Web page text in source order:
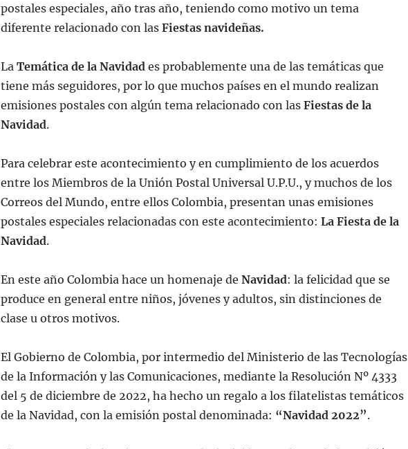
postales especiales, año tras año, teniendo como motivo un tema
diferente relacionado con las Fiestas navideñas.
La Temática de la Navidades probablemente una de las temáticas que
tiene más seguidores, por lo que muchos países en el mundo realizan
emisiones postales con algún tema relacionado con las Fiestas de la
Navidad.
Para celebrar este acontecimiento y en cumplimiento de los acuerdos
entre los Miembros de la Unión Postal Universal U.P.U., y muchos de los
Correos del Mundo, entre ellos Colombia, presentan unas emisiones
postales especiales relacionadas con este acontecimiento: La Fiesta de la
Navidad.
En este año Colombia hace un homenaje de Navidad: la felicidad que se
produce en general entre niños, jóvenes y adultos, sin distinciones de
clase u otros motivos.
El Gobierno de Colombia, por intermedio del Ministerio de las Tecnologías
de la Información y las Comunicaciones, mediante la Resolución Nº 4333
del 5 de diciembre de 2022, ha hecho un regalo a los filatelistas temáticos
de la Navidad, con la emisión postal denominada: “Navidad 2022”.